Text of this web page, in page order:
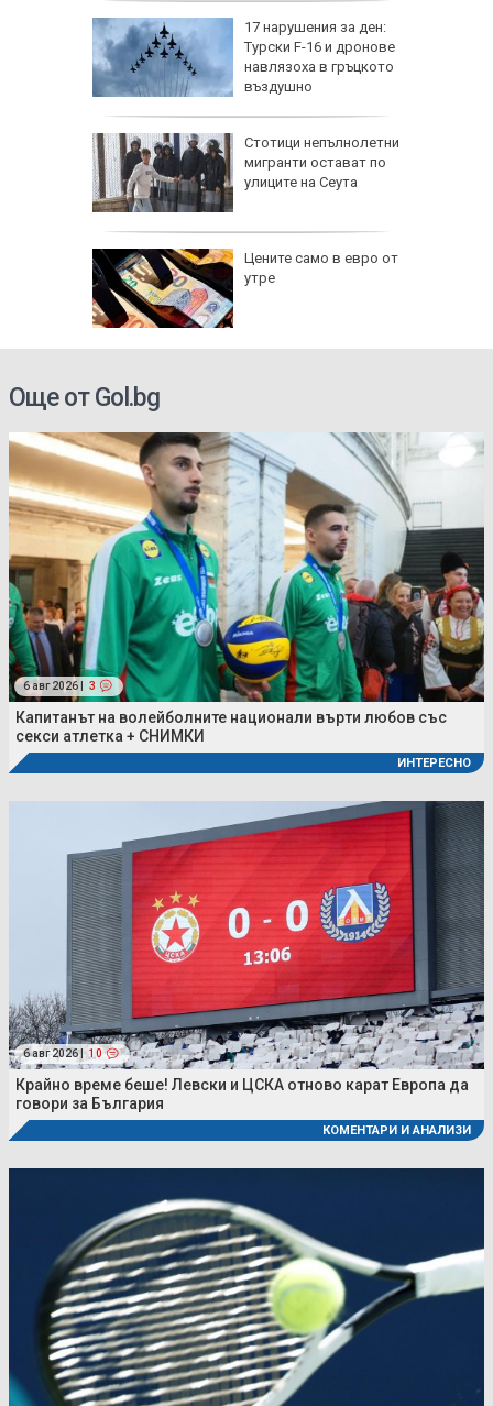
17 нарушения за ден:
Турски F-16 и дронове
навлязоха в гръцкото
въздушно
Стотици непълнолетни
мигранти остават по
улиците на Сеута
Цените само в евро от
утре
Още от Gol.bg
6 авг 2026 | 3
Капитанът на волейболните национали върти любов със
секси атлетка + СНИМКИ
ИНТЕРЕСНО
6 авг 2026 | 10
Крайно време беше! Левски и ЦСКА отново карат Европа да
говори за България
КОМЕНТАРИ И АНАЛИЗИ